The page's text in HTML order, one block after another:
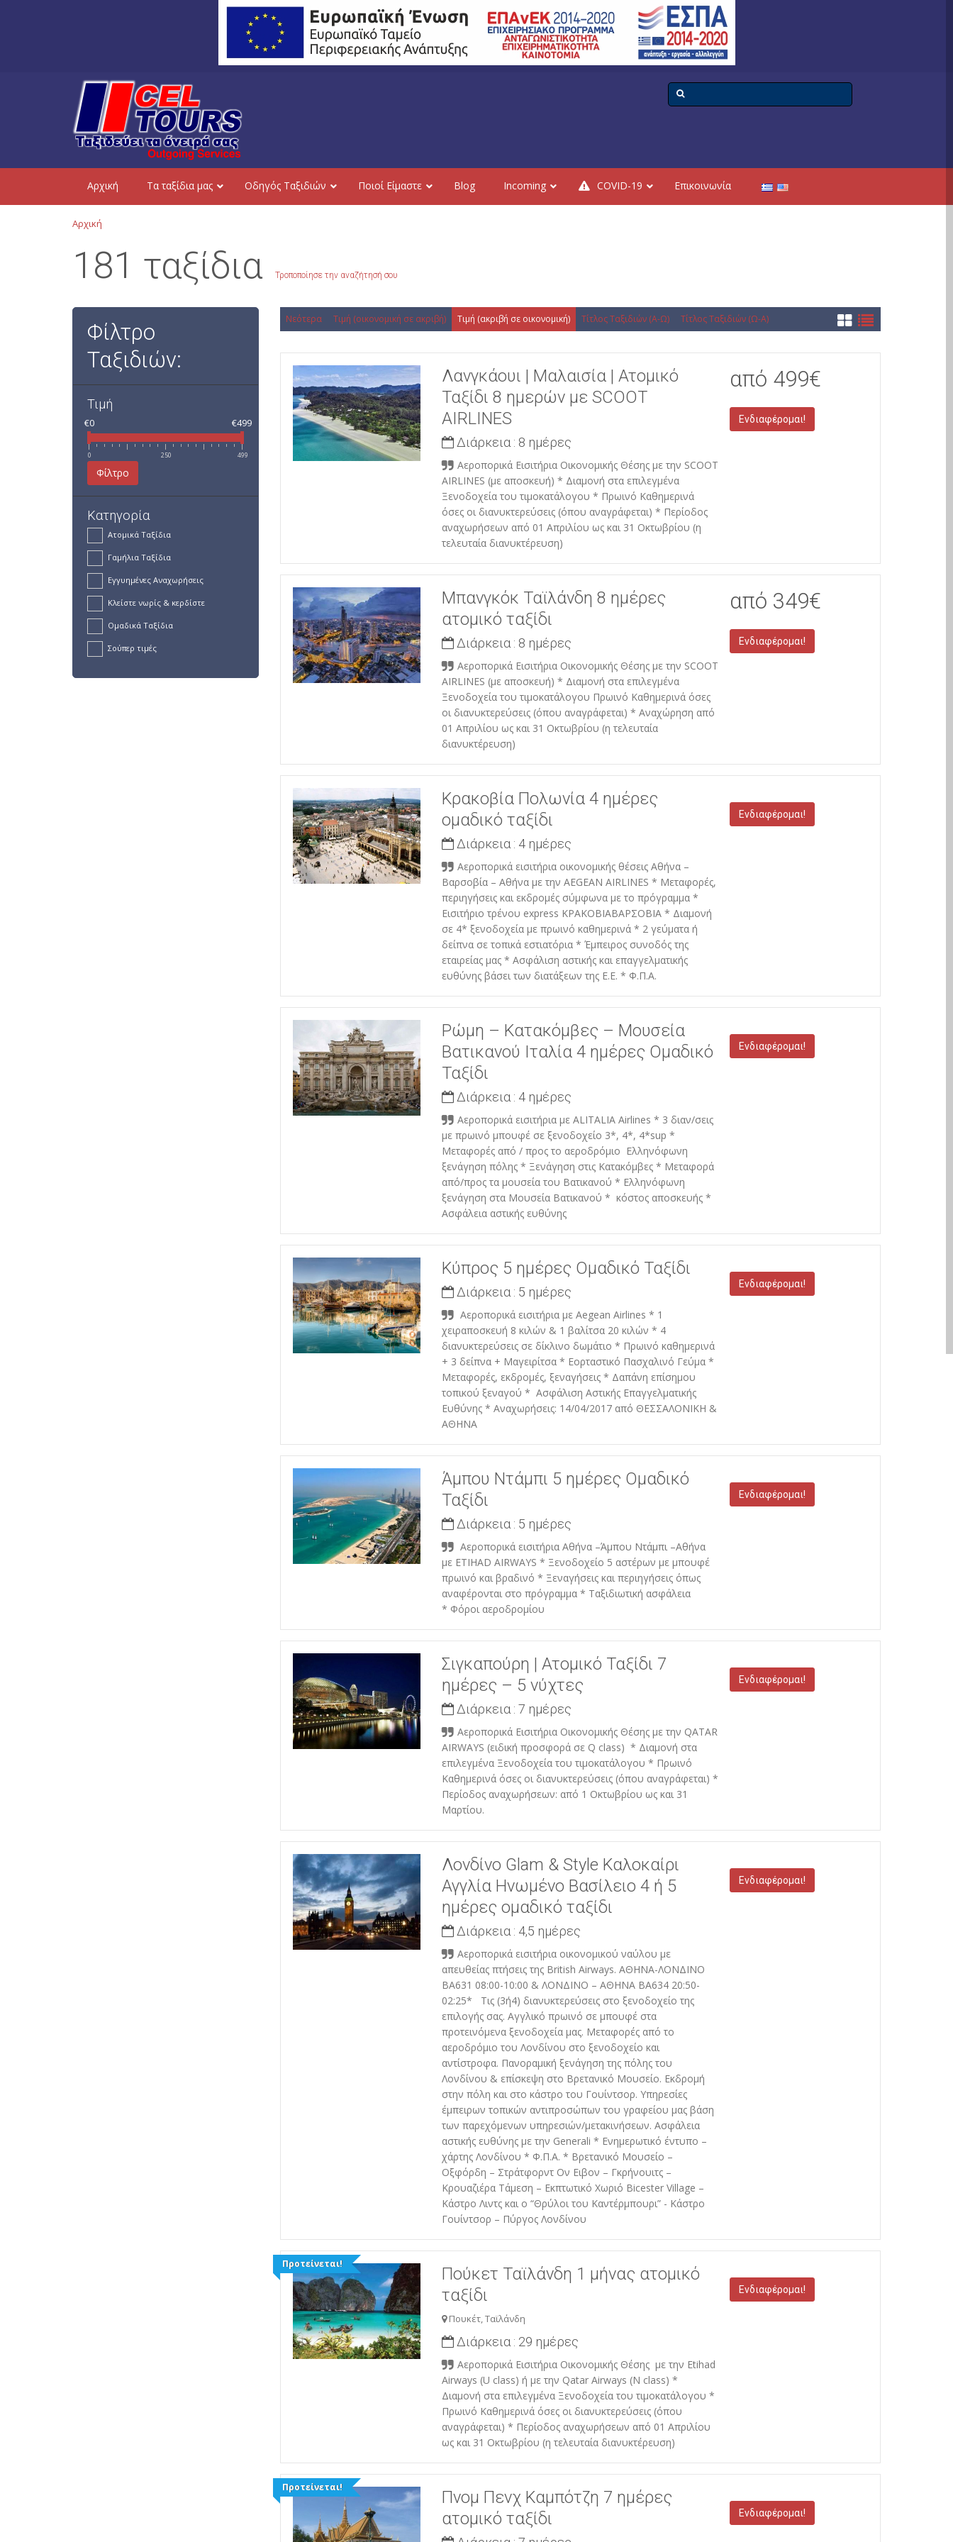
Aρχική Τα ταξίδια μας Οδηγός Ταξιδιών Ποιοί Είμαστε Blog Incoming COVID-19 Επικοινωνία
Αρχική
181 ταξίδια Τροποποίησε την αναζήτησή σου
Φίλτρο
Ταξιδιών:
Τιμή
€0 €499
0 250 499
Φίλτρο
Κατηγορία
Ατομικά Ταξίδια
Γαμήλια Ταξίδια
Εγγυημένες Αναχωρήσεις
Κλείστε νωρίς & κερδίστε
Ομαδικά Ταξίδια
Σούπερ τιμές
Νεότερα Τιμή (οικονομική σε ακριβή) Τιμή (ακριβή σε οικονομική) Τίτλος Ταξιδιών (Α-Ω) Τίτλος Ταξιδιών (Ω-Α)
Λανγκάουι | Μαλαισία | Ατομικό
Ταξίδι 8 ημερών με SCOOT
AIRLINES
Διάρκεια : 8 ημέρες
Αεροπορικά Εισιτήρια Οικονομικής Θέσης με την SCOOT
AIRLINES (με αποσκευή) * Διαμονή στα επιλεγμένα
Ξενοδοχεία του τιμοκατάλογου * Πρωινό Καθημερινά
όσες οι διανυκτερεύσεις (όπου αναγράφεται) * Περίοδος
αναχωρήσεων από 01 Απριλίου ως και 31 Οκτωβρίου (η
τελευταία διανυκτέρευση)
από 499€
Ενδιαφέρομαι!
Μπανγκόκ Ταϊλάνδη 8 ημέρες
ατομικό ταξίδι
Διάρκεια : 8 ημέρες
Αεροπορικά Εισιτήρια Οικονομικής Θέσης με την SCOOT
AIRLINES (με αποσκευή) * Διαμονή στα επιλεγμένα
Ξενοδοχεία του τιμοκατάλογου Πρωινό Καθημερινά όσες
οι διανυκτερεύσεις (όπου αναγράφεται) * Αναχώρηση από
01 Απριλίου ως και 31 Οκτωβρίου (η τελευταία
διανυκτέρευση)
από 349€
Ενδιαφέρομαι!
Κρακοβία Πολωνία 4 ημέρες
ομαδικό ταξίδι
Διάρκεια : 4 ημέρες
Αεροπορικά εισιτήρια οικονομικής θέσεις Αθήνα –
Βαρσοβία – Αθήνα με την AEGEAN AIRLINES * Μεταφορές,
περιηγήσεις και εκδρομές σύμφωνα με το πρόγραμμα *
Εισιτήριο τρένου express ΚΡΑΚΟΒΙΑΒΑΡΣΟΒΙΑ * Διαμονή
σε 4* ξενοδοχεία με πρωινό καθημερινά * 2 γεύματα ή
δείπνα σε τοπικά εστιατόρια * Έμπειρος συνοδός της
εταιρείας μας * Ασφάλιση αστικής και επαγγελματικής
ευθύνης βάσει των διατάξεων της Ε.Ε. * Φ.Π.Α.
Ενδιαφέρομαι!
Ρώμη – Κατακόμβες – Μουσεία
Βατικανού Ιταλία 4 ημέρες Ομαδικό
Ταξίδι
Διάρκεια : 4 ημέρες
Αεροπορικά εισιτήρια με ALITALIA Airlines * 3 διαν/σεις
με πρωινό μπουφέ σε ξενοδοχείο 3*, 4*, 4*sup *
Μεταφορές από / προς το αεροδρόμιο Ελληνόφωνη
ξενάγηση πόλης * Ξενάγηση στις Κατακόμβες * Μεταφορά
από/προς τα μουσεία του Βατικανού * Ελληνόφωνη
ξενάγηση στα Μουσεία Βατικανού * κόστος αποσκευής *
Ασφάλεια αστικής ευθύνης
Ενδιαφέρομαι!
Κύπρος 5 ημέρες Ομαδικό Ταξίδι
Διάρκεια : 5 ημέρες
Αεροπορικά εισιτήρια με Aegean Airlines * 1
χειραποσκευή 8 κιλών & 1 βαλίτσα 20 κιλών * 4
διανυκτερεύσεις σε δίκλινο δωμάτιο * Πρωινό καθημερινά
+ 3 δείπνα + Μαγειρίτσα * Εορταστικό Πασχαλινό Γεύμα *
Μεταφορές, εκδρομές, ξεναγήσεις * Δαπάνη επίσημου
τοπικού ξεναγού * Ασφάλιση Αστικής Επαγγελματικής
Ευθύνης * Αναχωρήσεις: 14/04/2017 από ΘΕΣΣΑΛΟΝΙΚΗ &
ΑΘΗΝΑ
Ενδιαφέρομαι!
Άμπου Ντάμπι 5 ημέρες Ομαδικό
Ταξίδι
Διάρκεια : 5 ημέρες
Αεροπορικά εισιτήρια Αθήνα –Άμπου Ντάμπι –Αθήνα
με ETIHAD AIRWAYS * Ξενοδοχείο 5 αστέρων με μπουφέ
πρωινό και βραδινό * Ξεναγήσεις και περιηγήσεις όπως
αναφέρονται στο πρόγραμμα * Ταξιδιωτική ασφάλεια
* Φόροι αεροδρομίου
Ενδιαφέρομαι!
Σιγκαπούρη | Ατομικό Ταξίδι 7
ημέρες – 5 νύχτες
Διάρκεια : 7 ημέρες
Αεροπορικά Εισιτήρια Οικονομικής Θέσης με την QATAR
AIRWAYS (ειδική προσφορά σε Q class) * Διαμονή στα
επιλεγμένα Ξενοδοχεία του τιμοκατάλογου * Πρωινό
Καθημερινά όσες οι διανυκτερεύσεις (όπου αναγράφεται) *
Περίοδος αναχωρήσεων: από 1 Οκτωβρίου ως και 31
Μαρτίου.
Ενδιαφέρομαι!
Λονδίνο Glam & Style Καλοκαίρι
Αγγλία Ηνωμένο Βασίλειο 4 ή 5
ημέρες ομαδικό ταξίδι
Διάρκεια : 4,5 ημέρες
Αεροπορικά εισιτήρια οικονομικού ναύλου με
απευθείας πτήσεις της British Airways. ΑΘΗΝΑ-ΛΟΝΔΙΝΟ
ΒΑ631 08:00-10:00 & ΛΟΝΔΙΝΟ – ΑΘΗΝΑ ΒΑ634 20:50-
02:25* Τις (3ή4) διανυκτερεύσεις στο ξενοδοχείο της
επιλογής σας. Αγγλικό πρωινό σε μπουφέ στα
προτεινόμενα ξενοδοχεία μας. Μεταφορές από το
αεροδρόμιο του Λονδίνου στο ξενοδοχείο και
αντίστροφα. Πανοραμική ξενάγηση της πόλης του
Λονδίνου & επίσκεψη στο Βρετανικό Μουσείο. Εκδρομή
στην πόλη και στο κάστρο του Γουίντσορ. Υπηρεσίες
έμπειρων τοπικών αντιπροσώπων του γραφείου μας βάση
των παρεχόμενων υπηρεσιών/μετακινήσεων. Ασφάλεια
αστικής ευθύνης με την Generali * Ενημερωτικό έντυπο –
χάρτης Λονδίνου * Φ.Π.Α. * Βρετανικό Μουσείο –
Οξφόρδη – Στράτφορντ Ον Ειβον – Γκρήνουιτς –
Κρουαζιέρα Τάμεση – Εκπτωτικό Χωριό Bicester Village –
Κάστρο Λιντς και ο “Θρύλοι του Καντέρμπουρι” - Κάστρο
Γουίντσορ – Πύργος Λονδίνου
Ενδιαφέρομαι!
Προτείνεται!
Πούκετ Ταϊλάνδη 1 μήνας ατομικό
ταξίδι
Πουκέτ, Ταϊλάνδη
Διάρκεια : 29 ημέρες
Αεροπορικά Εισιτήρια Οικονομικής Θέσης με την Etihad
Airways (U class) ή με την Qatar Airways (N class) *
Διαμονή στα επιλεγμένα Ξενοδοχεία του τιμοκατάλογου *
Πρωινό Καθημερινά όσες οι διανυκτερεύσεις (όπου
αναγράφεται) * Περίοδος αναχωρήσεων από 01 Απριλίου
ως και 31 Οκτωβρίου (η τελευταία διανυκτέρευση)
Ενδιαφέρομαι!
Προτείνεται!
Πνομ Πενχ Καμπότζη 7 ημέρες
ατομικό ταξίδι
Ενδιαφέρομαι!